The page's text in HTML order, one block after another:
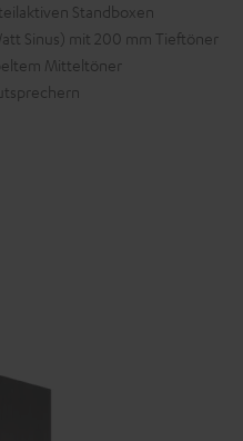
Standboxen
Sinus) mit 200 mm Tieftöner
Mitteltöner